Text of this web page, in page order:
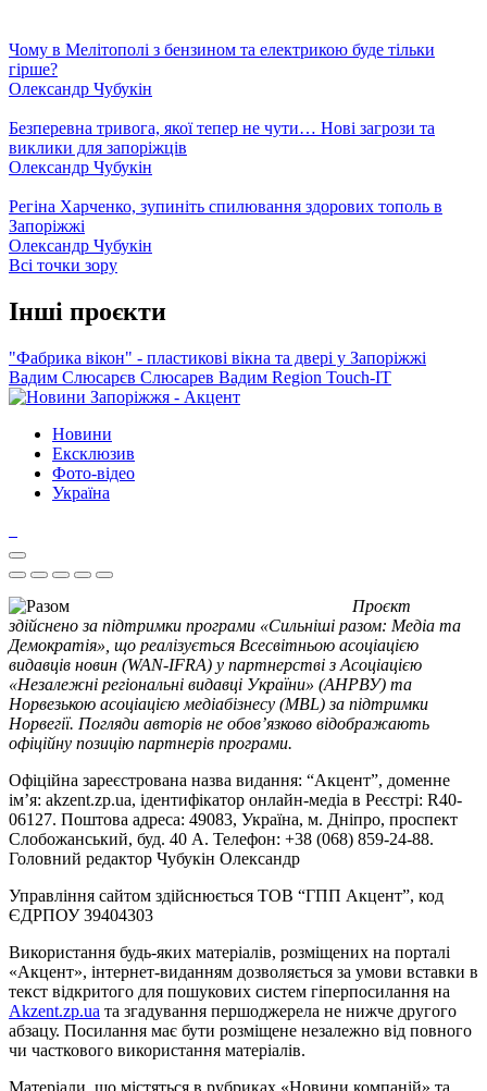
Чому в Мелітополі з бензином та електрикою буде тільки
гірше?
Олександр Чубукін
Безперевна тривога, якої тепер не чути… Нові загрози та
виклики для запоріжців
Олександр Чубукін
Регіна Харченко, зупиніть спилювання здорових тополь в
Запоріжжі
Олександр Чубукін
Всі точки зору
Інші проєкти
"Фабрика вікон" - пластикові вікна та двері у Запоріжжі
Вадим Слюсарєв Слюсарев Вадим Region Touch-IT
Новини
Ексклюзив
Фото-відео
Україна
Проєкт
здійснено за підтримки програми «Сильніші разом: Медіа та
Демократія», що реалізується Всесвітньою асоціацією
видавців новин (WAN-IFRA) у партнерстві з Асоціацією
«Незалежні регіональні видавці України» (АНРВУ) та
Норвезькою асоціацією медіабізнесу (MBL) за підтримки
Норвегії. Погляди авторів не обов’язково відображають
офіційну позицію партнерів програми.
Офіційна зареєстрована назва видання: “Акцент”, доменне
ім’я: akzent.zp.ua, ідентифікатор онлайн-медіа в Реєстрі: R40-
06127. Поштова адреса: 49083, Україна, м. Дніпро, проспект
Слобожанський, буд. 40 А. Телефон: +38 (068) 859-24-88.
Головний редактор Чубукін Олександр
Управління сайтом здійснюється ТОВ “ГПП Акцент”, код
ЄДРПОУ 39404303
Використання будь-яких матеріалів, розміщених на порталі
«Акцент», інтернет-виданням дозволяється за умови вставки в
текст відкритого для пошукових систем гіперпосилання на
Akzent.zp.ua та згадування першоджерела не нижче другого
абзацу. Посилання має бути розміщене незалежно від повного
чи часткового використання матеріалів.